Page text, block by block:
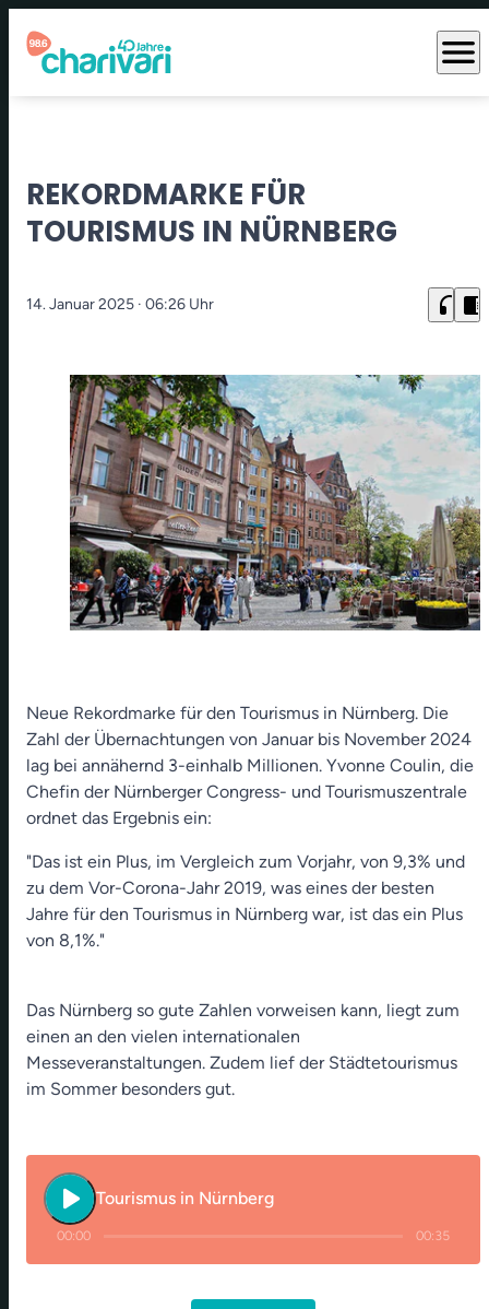
menu
REKORDMARKE FÜR
TOURISMUS IN NÜRNBERG
14. Januar 2025 · 06:26 Uhr headphones chrome_reader_mode
Neue Rekordmarke für den Tourismus in Nürnberg. Die
Zahl der Übernachtungen von Januar bis November 2024
lag bei annähernd 3-einhalb Millionen. Yvonne Coulin, die
Chefin der Nürnberger Congress- und Tourismuszentrale
ordnet das Ergebnis ein:
"Das ist ein Plus, im Vergleich zum Vorjahr, von 9,3% und
zu dem Vor-Corona-Jahr 2019, was eines der besten
Jahre für den Tourismus in Nürnberg war, ist das ein Plus
von 8,1%."
Das Nürnberg so gute Zahlen vorweisen kann, liegt zum
einen an den vielen internationalen
Messeveranstaltungen. Zudem lief der Städtetourismus
im Sommer besonders gut.
play_arrow Tourismus in Nürnberg
00:00 00:35